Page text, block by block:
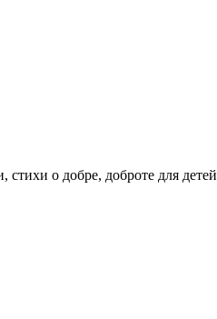
о добре, доброте для детей